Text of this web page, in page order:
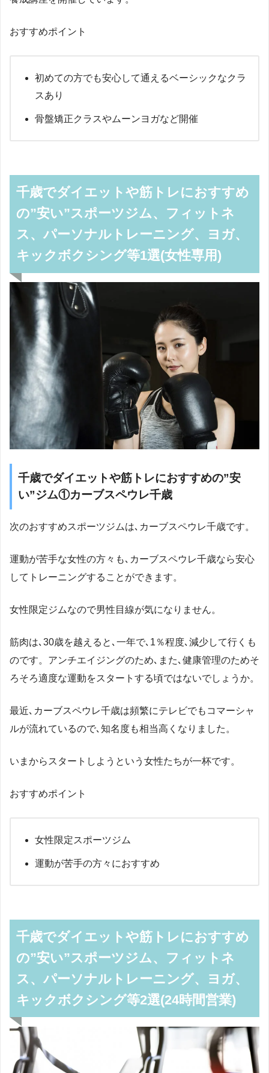
おすすめポイント
初めての方でも安心して通えるベーシックなクラ
スあり
骨盤矯正クラスやムーンヨガなど開催
千歳でダイエットや筋トレにおすすめ
の”安い”スポーツジム、フィットネ
ス、パーソナルトレーニング、ヨガ、
キックボクシング等1選(女性専用)
千歳でダイエットや筋トレにおすすめの”安
い”ジム①カーブスペウレ千歳
次のおすすめスポーツジムは､カーブスペウレ千歳です。
運動が苦手な女性の方々も､カーブスペウレ千歳なら安心
してトレーニングすることができます。
女性限定ジムなので男性目線が気になりません。
筋肉は､30歳を越えると､一年で､1％程度､減少して行くも
のです。アンチエイジングのため､また､健康管理のためそ
ろそろ適度な運動をスタートする頃ではないでしょうか。
最近､カーブスペウレ千歳は頻繁にテレビでもコマーシャ
ルが流れているので､知名度も相当高くなりました。
いまからスタートしようという女性たちが一杯です。
おすすめポイント
女性限定スポーツジム
運動が苦手の方々におすすめ
千歳でダイエットや筋トレにおすすめ
の”安い”スポーツジム、フィットネ
ス、パーソナルトレーニング、ヨガ、
キックボクシング等2選(24時間営業)